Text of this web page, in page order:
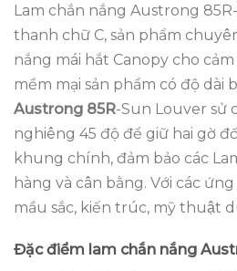
Lam chắn nắng Austrong
thanh chữ C, sản phẩm
nắng mái hắt Canopy cho
mềm mại sản phẩm có độ dài
Austrong 85R-Sun Louver sử
nghiêng 45 độ để giữ hai gờ
khung chính, đảm bảo các
hàng và cân bằng. Với các
mầu sắc, kiến trúc, mỹ thuật
Đặc điểm lam chắn nắng